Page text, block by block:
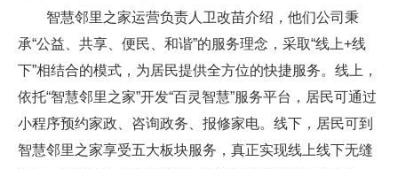
智慧邻里之家运营负责人卫改苗介绍，他们公司秉
承“公益、共享、便民、和谐”的服务理念，采取“线上+线
下”相结合的模式，为居民提供全方位的快捷服务。线上，
依托“智慧邻里之家”开发“百灵智慧”服务平台，居民可通过
小程序预约家政、咨询政务、报修家电。线下，居民可到
智慧邻里之家享受五大板块服务，真正实现线上线下无缝